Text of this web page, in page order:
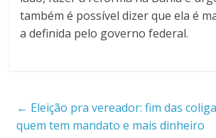
também é possível dizer que ela é
a definida pelo governo federal.
← Eleição pra vereador: fim das
quem tem mandato e mais dinheiro